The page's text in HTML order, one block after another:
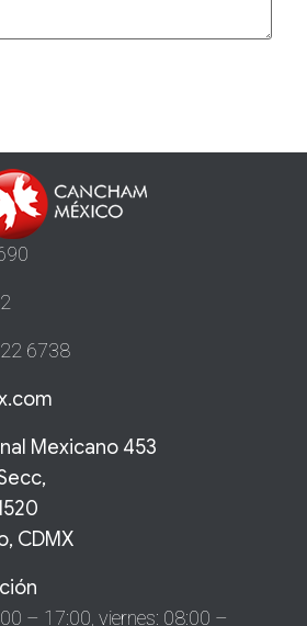
6738
Mexicano 453
CDMX
– 17:00, viernes: 08:00 –